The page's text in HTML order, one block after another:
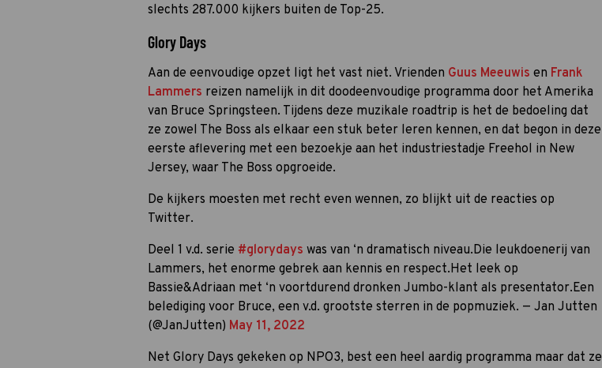
slechts 287.000 kijkers buiten de Top-25.
Glory Days
Aan de eenvoudige opzet ligt het vast niet. Vrienden Guus Meeuwis en Frank
Lammers reizen namelijk in dit doodeenvoudige programma door het Amerika
van Bruce Springsteen. Tijdens deze muzikale roadtrip is het de bedoeling dat
ze zowel The Boss als elkaar een stuk beter leren kennen, en dat begon in deze
eerste aflevering met een bezoekje aan het industriestadje Freehol in New
Jersey, waar The Boss opgroeide.
De kijkers moesten met recht even wennen, zo blijkt uit de reacties op
Twitter.
Deel 1 v.d. serie #glorydays was van ‘n dramatisch niveau.Die leukdoenerij van
Lammers, het enorme gebrek aan kennis en respect.Het leek op
Bassie&Adriaan met ‘n voortdurend dronken Jumbo-klant als presentator.Een
belediging voor Bruce, een v.d. grootste sterren in de popmuziek. — Jan Jutten
(@JanJutten) May 11, 2022
Net Glory Days gekeken op NPO3, best een heel aardig programma maar dat ze